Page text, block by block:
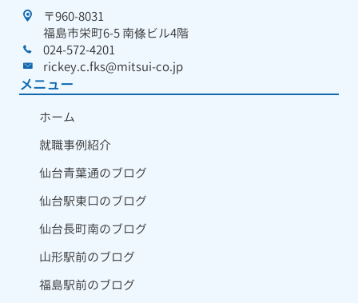
〒960-8031
福島市栄町6-5 南條ビル4階
024-572-4201
rickey.c.fks@mitsui-co.jp
メニュー
ホーム
就職事例紹介
仙台青葉通のブログ
仙台駅東口のブログ
仙台長町南のブログ
山形駅前のブログ
福島駅前のブログ